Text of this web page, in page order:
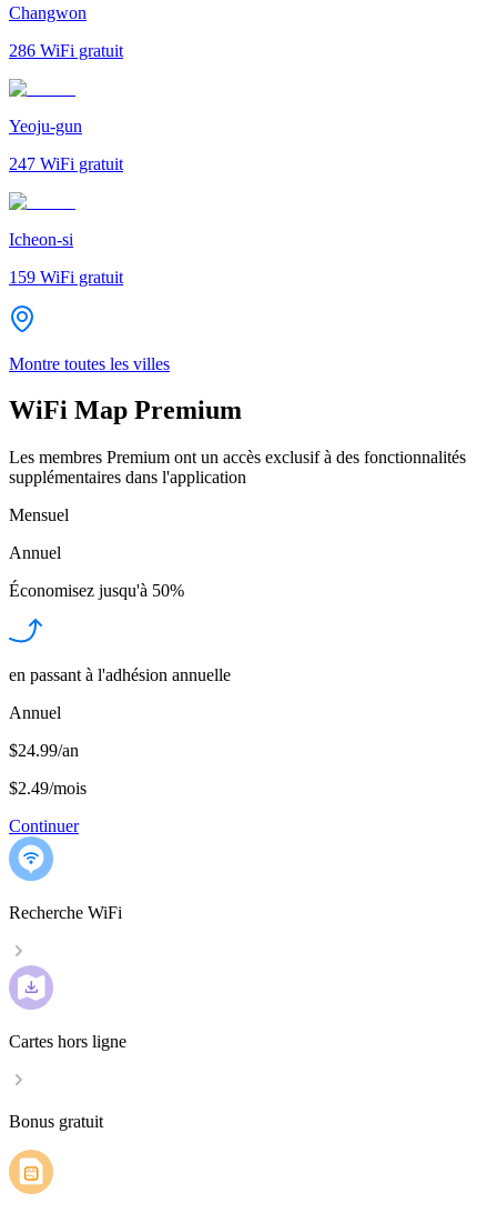
Changwon
286 WiFi gratuit
Yeoju-gun
247 WiFi gratuit
Icheon-si
159 WiFi gratuit
Montre toutes les villes
WiFi Map Premium
Les membres Premium ont un accès exclusif à des fonctionnalités
supplémentaires dans l'application
Mensuel
Annuel
Économisez jusqu'à 50%
en passant à l'adhésion annuelle
Annuel
$24.99/an
$2.49/mois
Continuer
Recherche WiFi
Cartes hors ligne
Bonus gratuit